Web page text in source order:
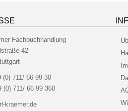
Fachbuchhandlung
42
(0) 711/ 66 99 30
(0) 711/ 66 99 360
kraemer.de